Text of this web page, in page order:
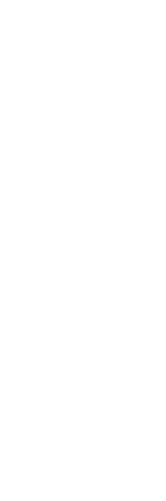
Mallorca s
PSG
Interu Miami, pri
dva góly
Slovan hlási na
ako 13-tisíc predaných
pre Borbélyho,
potiahol Fenerbahce
Slovana Kianga hral
ligu
šialenstvo! Salah
fanúšikovia
Ronaldo sa
zbierkou áut